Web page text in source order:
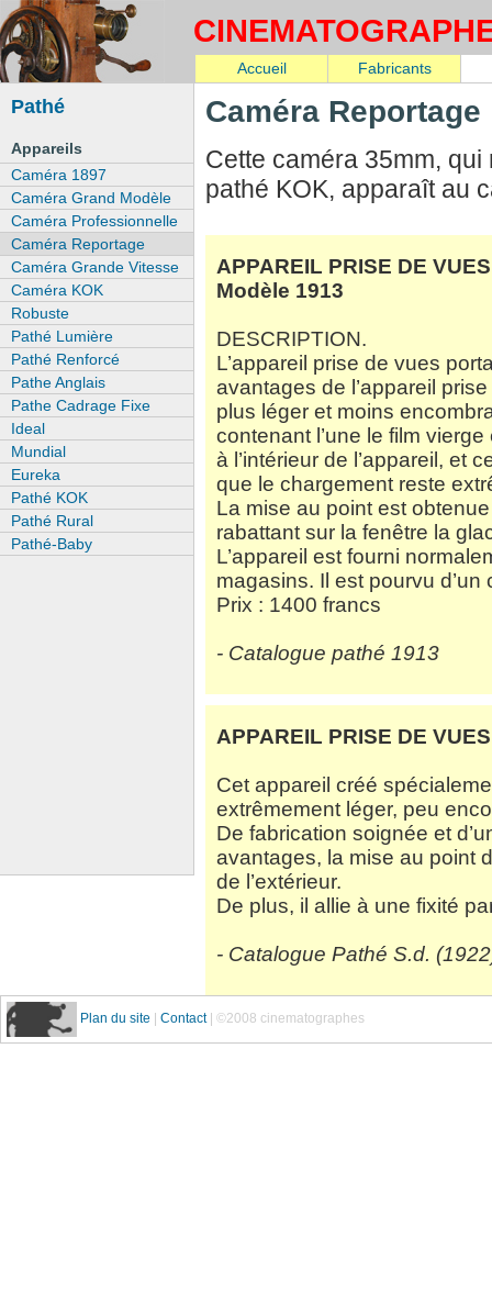
Accueil Fabricants
Pathé
Appareils
Caméra 1897
Caméra Grand Modèle
Caméra Professionnelle
Caméra Reportage
Caméra Grande Vitesse
Caméra KOK
Robuste
Pathé Lumière
Pathé Renforcé
Pathe Anglais
Pathe Cadrage Fixe
Ideal
Mundial
Eureka
Pathé KOK
Pathé Rural
Pathé-Baby
Caméra Reportage
Cette caméra 35mm,
pathé KOK, apparaît au
APPAREIL PRISE DE
Modèle 1913
DESCRIPTION.
L’appareil prise de vues
avantages de l’appareil
plus léger et moins
contenant l’une le film
à l’intérieur de l’appareil, et
que le chargement reste
La mise au point est
rabattant sur la fenêtre la
L’appareil est fourni
magasins. Il est pourvu d’un
Prix : 1400 francs
- Catalogue pathé 1913
APPAREIL PRISE DE
Cet appareil créé
extrêmement léger, peu
De fabrication soignée et
avantages, la mise au point
de l’extérieur.
De plus, il allie à une fixité
- Catalogue Pathé S.d.
Plan du site Contact| ©2008 cinematographes